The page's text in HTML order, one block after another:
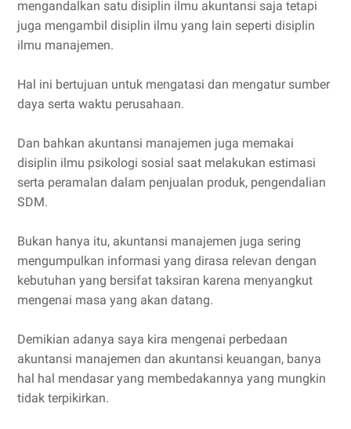
mengandalkan satu disiplin ilmu akuntansi saja tetapi
juga mengambil disiplin ilmu yang lain seperti disiplin
ilmu manajemen.
Hal ini bertujuan untuk mengatasi dan mengatur sumber
daya serta waktu perusahaan.
Dan bahkan akuntansi manajemen juga memakai
disiplin ilmu psikologi sosial saat melakukan estimasi
serta peramalan dalam penjualan produk, pengendalian
SDM.
Bukan hanya itu, akuntansi manajemen juga sering
mengumpulkan informasi yang dirasa relevan dengan
kebutuhan yang bersifat taksiran karena menyangkut
mengenai masa yang akan datang.
Demikian adanya saya kira mengenai perbedaan
akuntansi manajemen dan akuntansi keuangan, banya
hal hal mendasar yang membedakannya yang mungkin
tidak terpikirkan.